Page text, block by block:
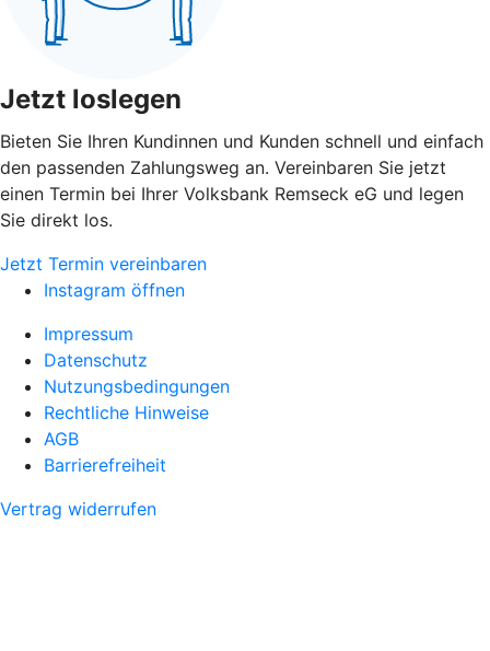
Jetzt loslegen
Bieten Sie Ihren Kundinnen und Kunden schnell und einfach
den passenden Zahlungsweg an. Vereinbaren Sie jetzt
einen Termin bei Ihrer Volksbank Remseck eG und legen
Sie direkt los.
Jetzt Termin vereinbaren
Instagram öffnen
Impressum
Datenschutz
Nutzungsbedingungen
Rechtliche Hinweise
AGB
Barrierefreiheit
Vertrag widerrufen